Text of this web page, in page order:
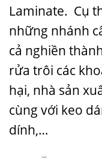
Laminate. Cụ
những nhánh
cả nghiền
rửa trôi các
hại, nhà sản
cùng với keo
dính,…